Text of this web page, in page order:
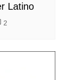
Latino
2